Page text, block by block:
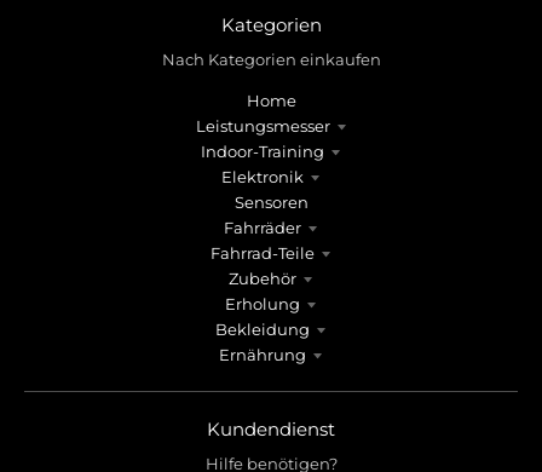
Kategorien
Nach Kategorien einkaufen
Home
Leistungsmesser
Indoor-Training
Elektronik
Sensoren
Fahrräder
Fahrrad-Teile
Zubehör
Erholung
Bekleidung
Ernährung
Kundendienst
Hilfe benötigen?